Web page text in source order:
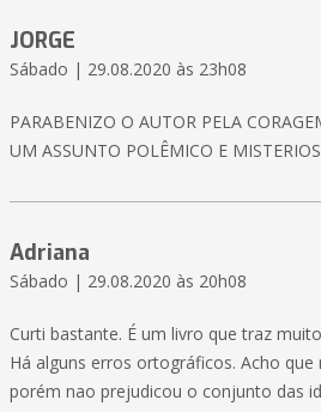
JORGE
Sábado | 29.08.2020 às 23h08
PARABENIZO O AUTOR PELA
UM ASSUNTO POLÊMICO E
Adriana
Sábado | 29.08.2020 às 20h08
Curti bastante. É um livro que traz
Há alguns erros ortográficos. Acho
porém nao prejudicou o conjunto das